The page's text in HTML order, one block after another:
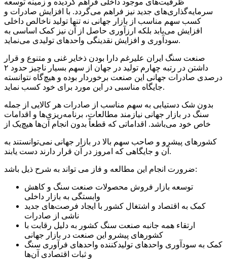
سرمایه‌گذاری‌های جدید نیز فراهم می‌گردد. با افزایش صادرات و
کسب سهم مناسب از بازار جهانی نه تنها تولید ناخالص داخلی
افزایش می‌یابد بلکه ارزآوری حاصل از آن نیز کمک اساسی به
سودآوری و افزایش نقدینگی واحدهای تولیدی می‌نماید.
صنعت سنگ ایران علیرغم دارا بودن ذخایر غنی و متنوع و قرار
داشتن در رتبه چهارم تولید در جهان از سهم بسیار ناچیز حدود ۲
درصدی صادرات جهانی این صنعت برخوردار بوده و هیچ‌گاه نتوانسته
جایگاه مناسبی در این مورد برای خود کسب نماید.
بدون شک دستیابی به سهم مناسب از صادرات هر کالایی از جمله
سنگ در بازار جهانی نیازمند مطالعات، برنامه‌ریزی‌ها و اقدامات
خاص خود می‌باشد. اقداماتی که قطعاً بدون انجام آن‌ها هیچ‌یک از
کشورهای پیشرو و صاحب سهم بالا در بازار جهانی نمی‌توانستند به
آن و جایگاهی که امروز در آن قرار دارند دست یابند.
ضرورت انجام این مطالعه و فاز می تواند به شرح ذیل باشد:
توسعه بازار فروش محصولات صنعت سنگ و کاهش
وابستگی به بازار داخلی
کمک به اقتصاد و اشتغال کشور با ایجاد فرصت‌های جدید
ناشی از صادرات
ارتقاء همه جانبه صنعت سنگ کشور به دلیل رقابت با
کشورهای پیشرو این صنعت در بازار جهانی
کمک به سودآوری واحدهای تولیدکننده واحدهای فرآوری سنگ
و ثبات اقتصادی آن‌ها